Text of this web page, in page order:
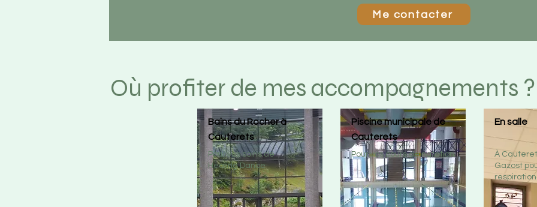
Me contacter
Où profiter de mes accompagnements ?
Bains du Rocher à
Cauterets
Pour vos soins de
Healing Dance
Piscine municipale de
Cauterets
Pour vos cours de natation
En salle
À
Gazost
respiration